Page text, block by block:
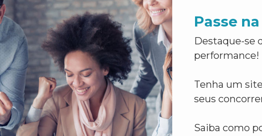
Passe
Destaque-se
performance!
Tenha um
seus
Saiba como